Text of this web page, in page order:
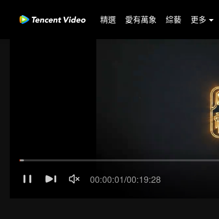
精選 愛有萬象 綜藝 更多